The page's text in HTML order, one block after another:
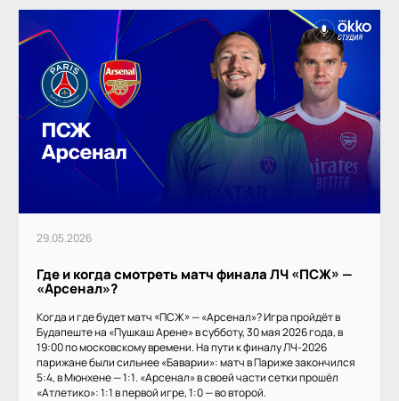
29.05.2026
Где и когда смотреть матч финала ЛЧ «ПСЖ» —
«Арсенал»?
Когда и где будет матч «ПСЖ» — «Арсенал»? Игра пройдёт в
Будапеште на «Пушкаш Арене» в субботу, 30 мая 2026 года, в
19:00 по московскому времени. На пути к финалу ЛЧ-2026
парижане были сильнее «Баварии»: матч в Париже закончился
5:4, в Мюнхене — 1:1. «Арсенал» в своей части сетки прошёл
«Атлетико»: 1:1 в первой игре, 1:0 — во второй.